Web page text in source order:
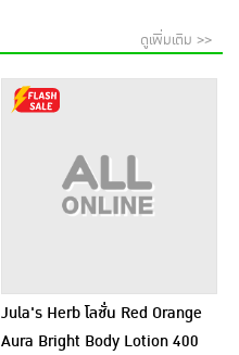
ดูเพิ่มเติม >>
Jula's Herb โลชั่น Red Orange
Aura Bright Body Lotion 400